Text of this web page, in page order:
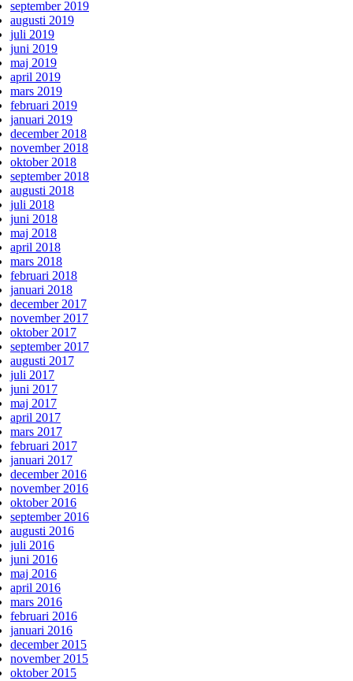
september 2019
augusti 2019
juli 2019
juni 2019
maj 2019
april 2019
mars 2019
februari 2019
januari 2019
december 2018
november 2018
oktober 2018
september 2018
augusti 2018
juli 2018
juni 2018
maj 2018
april 2018
mars 2018
februari 2018
januari 2018
december 2017
november 2017
oktober 2017
september 2017
augusti 2017
juli 2017
juni 2017
maj 2017
april 2017
mars 2017
februari 2017
januari 2017
december 2016
november 2016
oktober 2016
september 2016
augusti 2016
juli 2016
juni 2016
maj 2016
april 2016
mars 2016
februari 2016
januari 2016
december 2015
november 2015
oktober 2015